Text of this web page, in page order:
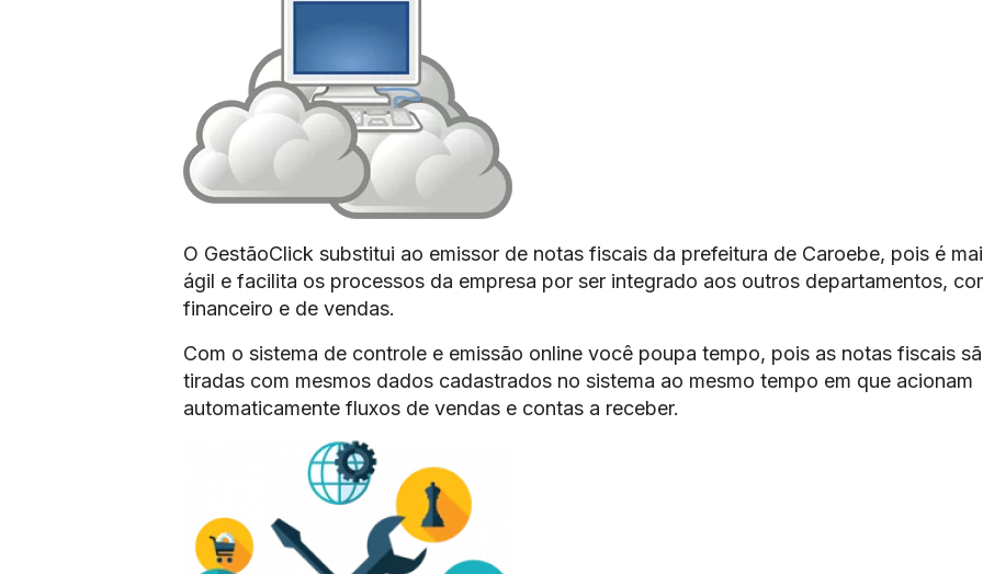
O GestãoClick substitui ao emissor de notas fiscais da prefeitura de Caroebe, pois é
ágil e facilita os processos da empresa por ser integrado aos outros departamentos,
financeiro e de vendas.
Com o sistema de controle e emissão online você poupa tempo, pois as notas fiscais
tiradas com mesmos dados cadastrados no sistema ao mesmo tempo em que acionam
automaticamente fluxos de vendas e contas a receber.